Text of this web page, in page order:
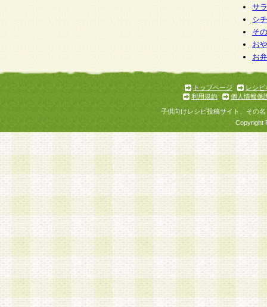
ぱくすく食堂個人情報お客様相談窓口 paku-
m
個人情報を与えることは任意ですが、個人情報
意をいただけない場合には、当社のサービスの
お問い合わせ・ご相談への対応ができない場合
サ
シ
そ
お
お
トップページ
レシピ
利用規約
個人情報保
子供向けレシピ投稿サイト、その
Copyright